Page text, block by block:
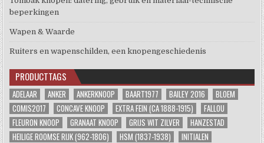
beperkingen
Wapen & Waarde
Ruiters en wapenschilden, een knopengeschiedenis
PRODUCTTAGS
ADELAAR ANKER ANKERKNOOP BAART1977 BAILEY 2016
BLOEM
COMIS2017
CONCAVE KNOOP EXTRA FEIN (CA 1888-1915)
FALLOU
FLEURON KNOOP
GRANAAT KNOOP GRIJS WIT ZILVER
HANZESTAD
HEILIGE ROOMSE RIJK (962-1806)
HSM (1837-1938)
INITIALEN